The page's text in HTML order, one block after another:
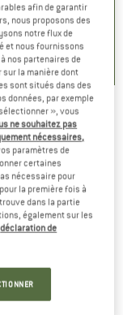
0,0(0)
manches
afin de garantir
nous proposons des
notre flux de
et nous fournissons
nos partenaires de
la manière dont
sont situés dans des
données, par exemple
», vous
ne souhaitez pas
nécessaires,
paramètres de
certaines
nécessaire pour
la première fois à
dans la partie
également sur les
déclaration de